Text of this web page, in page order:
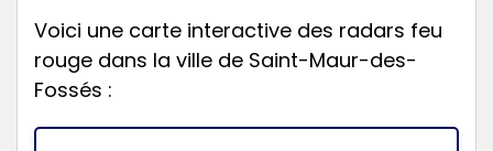
Voici une carte interactive des radars feu
rouge dans la ville de Saint-Maur-des-
Fossés :